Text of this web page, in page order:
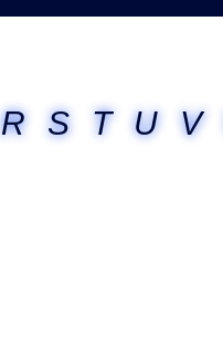
R S T U V